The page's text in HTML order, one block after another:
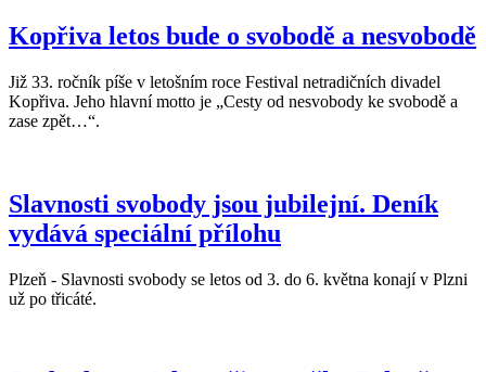
Kopřiva letos bude o svobodě a nesvobodě
Již 33. ročník píše v letošním roce Festival netradičních divadel
Kopřiva. Jeho hlavní motto je „Cesty od nesvobody ke svobodě a
zase zpět…“.
Slavnosti svobody jsou jubilejní. Deník
vydává speciální přílohu
Plzeň - Slavnosti svobody se letos od 3. do 6. května konají v Plzni
už po třicáté.